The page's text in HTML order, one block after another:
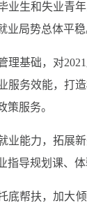
业生和失业青
业局势总体平稳
理基础，对
服务效能，打
策服务。
业能力，拓展
指导规划课、
底帮扶，加大